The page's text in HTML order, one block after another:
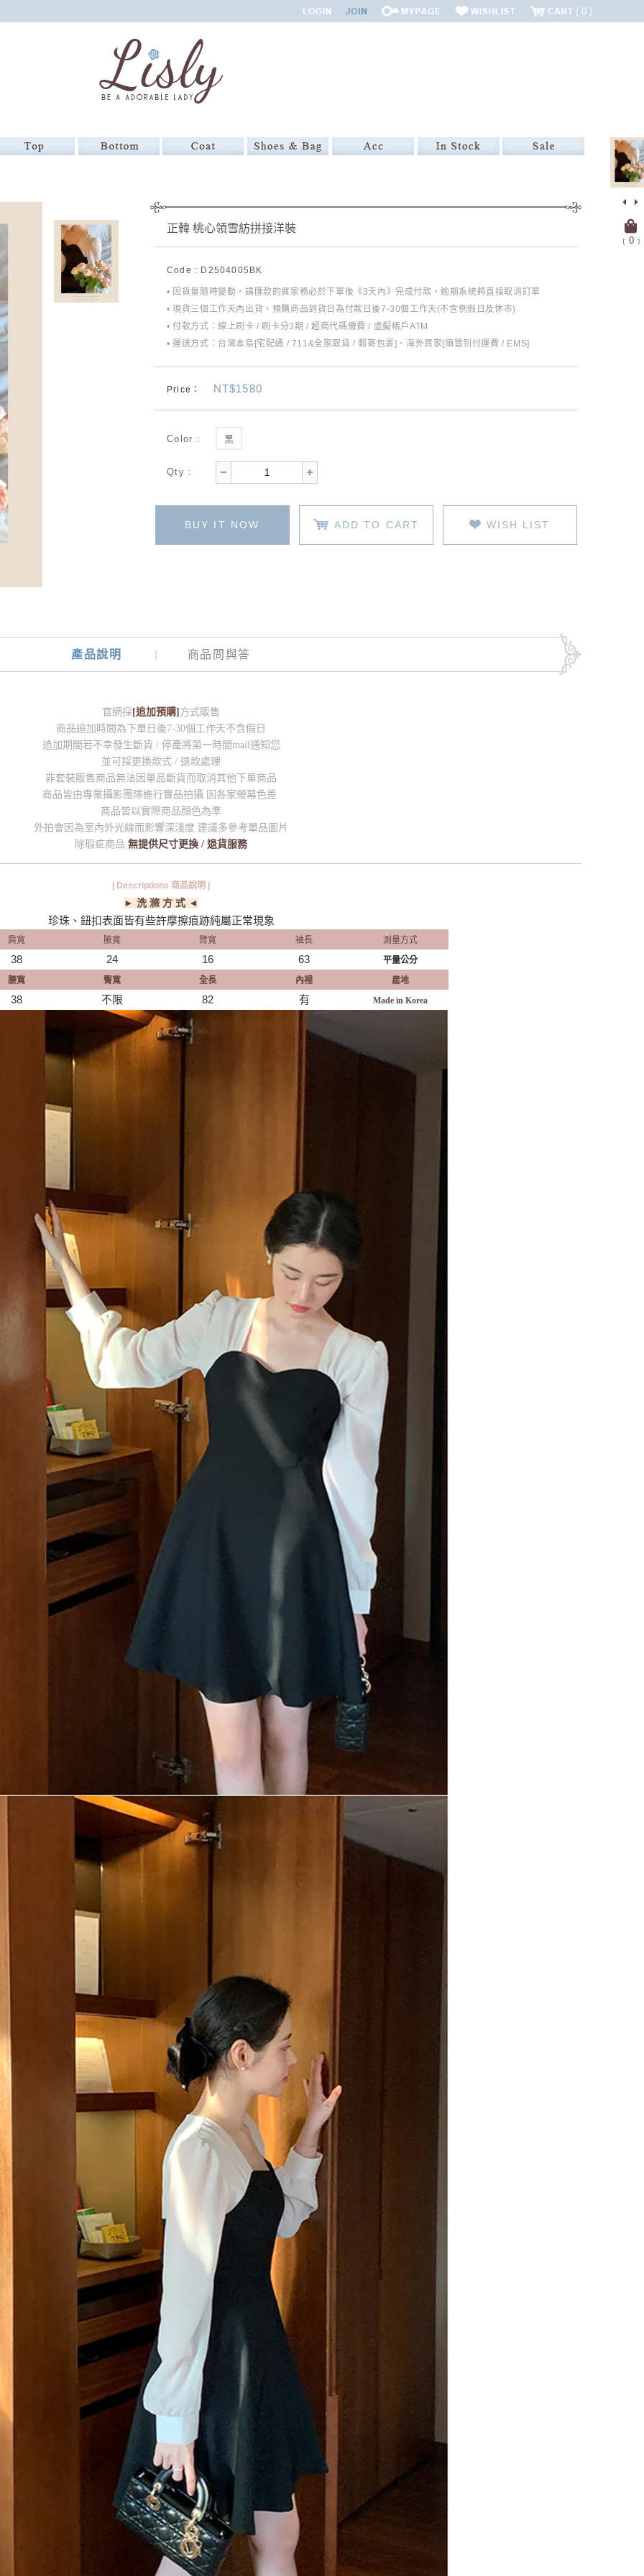
0
﹝ 0﹞
正韓 桃心領雪紡拼接洋裝
Code : D2504005BK
• 因貨量隨時變動，請匯款的買家務必於下單後《3天內》完成付款，逾期系統將直接取消訂單
• 現貨三個工作天內出貨，預購商品到貨日為付款日後7-30個工作天(不含例假日及休市)
• 付款方式：線上刷卡 / 刷卡分3期 / 超商代碼繳費 / 虛擬帳戶ATM
• 運送方式：台灣本島[宅配通 / 711&全家取貨 / 郵寄包裹]、海外買家[順豐到付運費 / EMS]
Price： NT$1580
Color : 黑
Qty :
BUY IT NOW ADD TO CART WISH LIST
產品說明 商品問與答
官網採 [追加預購] 方式販售
商品追加時間為下單日後7-30個工作天不含假日
追加期間若不幸發生斷貨 / 停產將第一時間mail通知您
並可採更換款式 / 退款處理
非套裝販售商品無法因單品斷貨而取消其他下單商品
商品皆由專業攝影團隊進行實品拍攝 因各家螢幕色差
商品皆以實際商品顏色為準
外拍會因為室內外光線而影響深淺度 建議多參考單品圖片
除瑕疵商品 無提供尺寸更換 / 退貨服務
| Descriptions 商品說明 |
► 洗 滌 方 式 ◄
珍珠、鈕扣表面皆有些許摩擦痕跡純屬正常現象
肩寬 腋寬 臂寬 袖長 測量方式
38 24 16 63
平量公分
腰寬
臀寬 全長 內裡 產地
38 不限 82 有 Made in Korea